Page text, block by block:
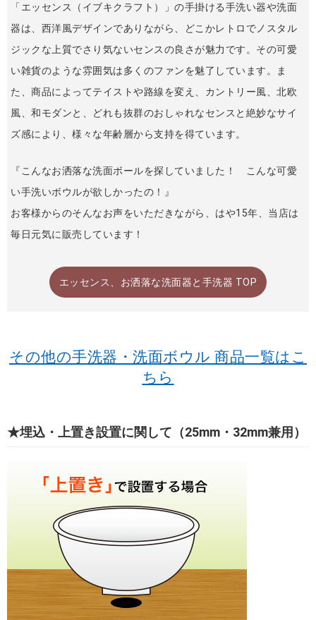
「エッセンス（イブキクラフト）」の手掛ける手洗い器や洗面
器は、西洋風デザインでありながら、どこかレトロでノスタル
ジックな上質でさり気ないセンスの良さが魅力です。その可愛
い雑貨のような雰囲気は多くのファンを魅了しています。ま
た、商品によってテイストや路線を変え、カントリー風、北欧
風、和モダンと、どれも抜群のおしゃれなセンスと絶妙なサイ
ズ感により、様々な年齢層から支持を得ています。
『こんなお洒落な洗面ボールを探していました！ こんな可愛
い手洗いボウルが欲しかったの！』
お客様からのそんなお声をいただきながら、はや15年、当店は
毎日元気に販売しています！
エッセンス、お洒落な洗面器と手洗器 TOP
その他の手洗器・洗面ボウル 商品一覧はこ
ちら
★埋込・上置き設置に関して（25mm・32mm兼用）